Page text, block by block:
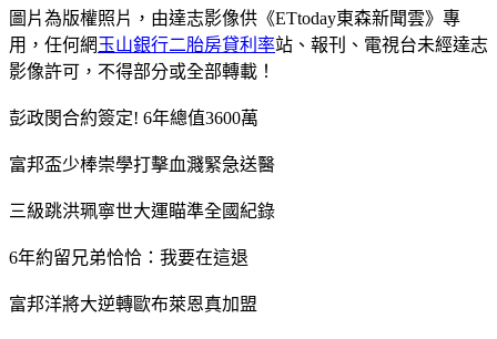
圖片為版權照片，由達志影像供《ETtoday東森新聞雲》專
用，任何網 玉山銀行二胎房貸利率站、報刊、電視台未經達志
影像許可，不得部分或全部轉載！
彭政閔合約簽定! 6年總值3600萬
富邦盃少棒崇學打擊血濺緊急送醫
三級跳洪珮寧世大運瞄準全國紀錄
6年約留兄弟恰恰：我要在這退
富邦洋將大逆轉歐布萊恩真加盟